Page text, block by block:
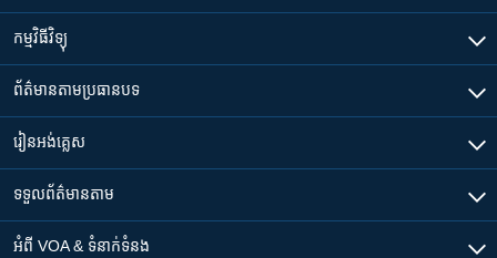
កម្មវិធី​វិទ្យុ
ព័ត៌មាន​តាមប្រធានបទ​
រៀន​​អង់គ្លេស
ទទួល​ព័ត៌មាន​តាម
អំពី​ VOA & ទំនាក់ទំនង